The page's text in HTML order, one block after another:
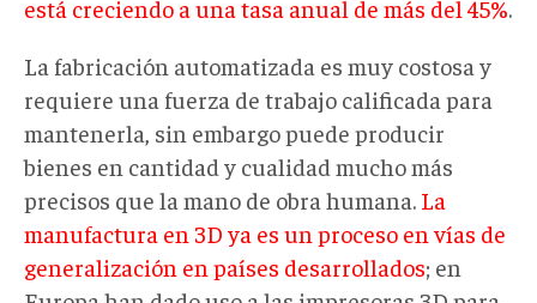
está creciendo a una tasa anual de más del 45%.
La fabricación automatizada es muy costosa y
requiere una fuerza de trabajo calificada para
mantenerla, sin embargo puede producir
bienes en cantidad y cualidad mucho más
precisos que la mano de obra humana. La
manufactura en 3D ya es un proceso en vías de
generalización en países desarrollados; en